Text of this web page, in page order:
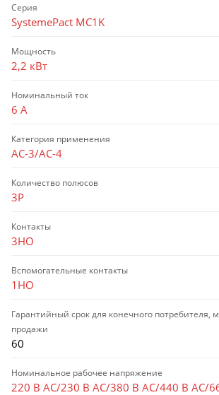
Серия
SystemePact MC1K
Мощность
2,2 кВт
Номинальный ток
6 А
Категория применения
AC-3/AC-4
Количество полюсов
3P
Контакты
3НО
Вспомогательные контакты
1НО
Гарантийный срок для конечного потребителя,
продажи
60
Номинальное рабочее напряжение
220 В AC/230 В AC/380 В AC/440 В AC/